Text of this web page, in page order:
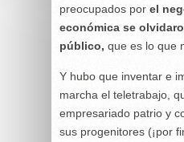
preocupados por el
económica se
público, que es lo que
Y hubo que inventar e
marcha el teletrabajo,
empresariado patrio y
sus progenitores (¡por